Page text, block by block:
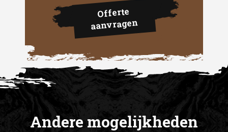
Offerte
aanvragen
Andere mogelijkheden